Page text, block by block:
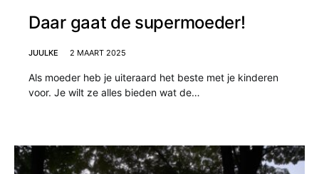
Daar gaat de supermoeder!
JUULKE 2 MAART 2025
Als moeder heb je uiteraard het beste met je kinderen
voor. Je wilt ze alles bieden wat de…